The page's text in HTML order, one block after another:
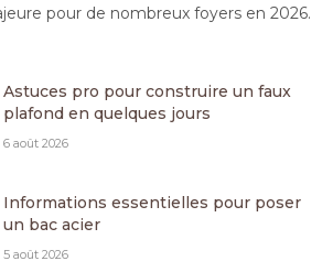
pour de nombreux foyers en 2026.
Astuces pro pour construire un faux
plafond en quelques jours
6 août 2026
Informations essentielles pour poser
un bac acier
5 août 2026